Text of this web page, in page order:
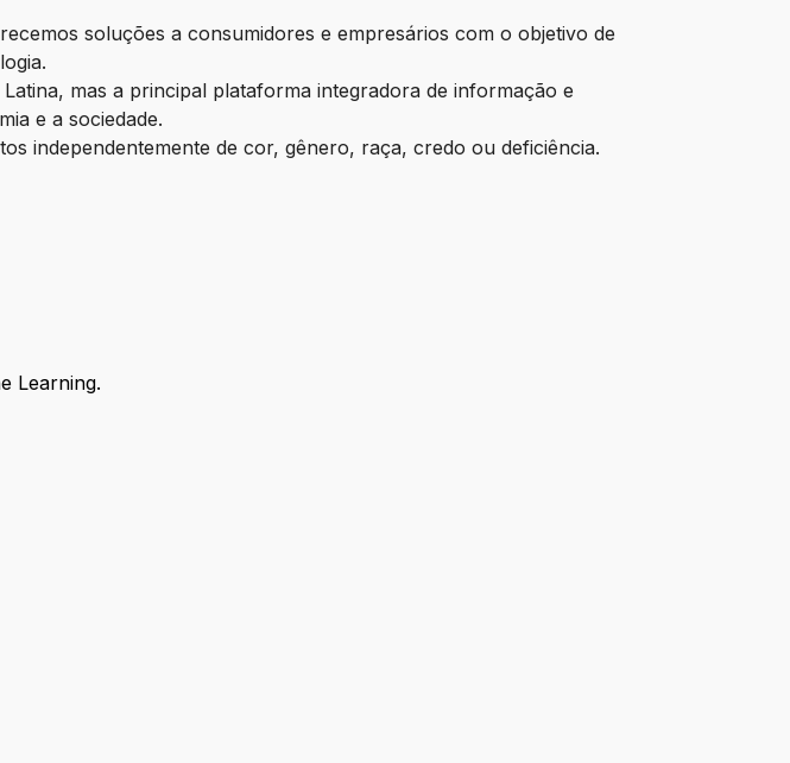
soluções a consumidores e empresários com o objetivo de
mas a principal plataforma integradora de informação e
e a sociedade.
independentemente de cor, gênero, raça, credo ou deficiência.
Learning.